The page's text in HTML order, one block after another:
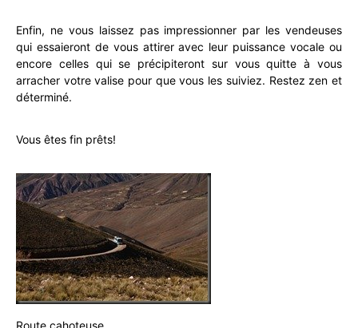
Enfin, ne vous laissez pas impressionner par les vendeuses
qui essaieront de vous attirer avec leur puissance vocale ou
encore celles qui se précipiteront sur vous quitte à vous
arracher votre valise pour que vous les suiviez. Restez zen et
déterminé.
Vous êtes fin prêts!
Route cahoteuse